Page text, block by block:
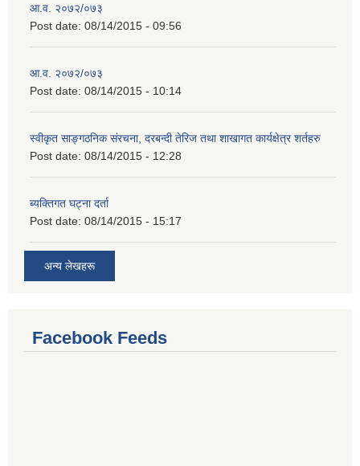
आ.व. २०७२/०७३
Post date: 08/14/2015 - 09:56
आ.व. २०७२/०७३
Post date: 08/14/2015 - 10:14
स्वीकृत साङ्गठनिक संरचना, दरबन्दी तेरिज तथा शाखागत कार्यक्षेत्र शर्तहरु
Post date: 08/14/2015 - 12:28
ब्यक्तिगत घट्ना दर्ता
Post date: 08/14/2015 - 15:17
अन्य लेखहरू
Facebook Feeds